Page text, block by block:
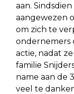
aan.
aangewezen
om zich te
ondernemers
actie, nadat
familie
name aan de
veel te